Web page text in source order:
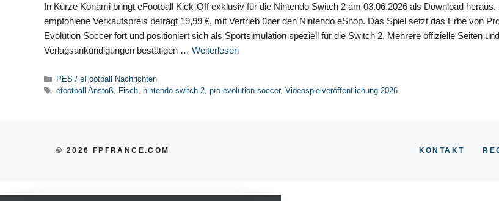
In Kürze Konami bringt eFootball Kick-Off exklusiv für die Nintendo Switch 2 am 03.06.2026 als Download heraus.
empfohlene Verkaufspreis beträgt 19,99 €, mit Vertrieb über den Nintendo eShop. Das Spiel setzt das Erbe von
Evolution Soccer fort und positioniert sich als Sportsimulation speziell für die Switch 2. Mehrere offizielle Seiten und
Verlagsankündigungen bestätigen … Weiterlesen
Kategorien
PES / eFootball Nachrichten
Schlagwörter
efootball Anstoß, Fisch,nintendo switch 2,pro evolution soccer,Videospielveröffentlichung 2026
© 2026 FPFRANCE.COM KONTAKT